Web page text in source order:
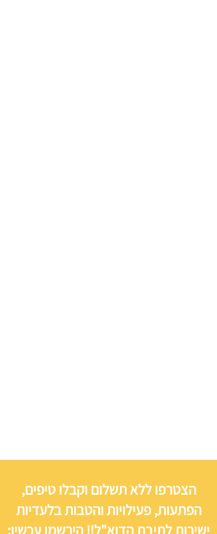
הצטרפו ללא תשלום וקבלו טיפים,
הפתעות, פעילויות והטבות בלעדיות